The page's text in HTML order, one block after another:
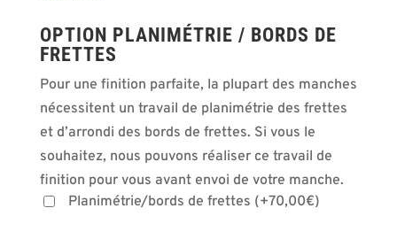
OPTION PLANIMÉTRIE / BORDS DE
FRETTES
Pour une finition parfaite, la plupart des manches
nécessitent un travail de planimétrie des frettes
et d’arrondi des bords de frettes. Si vous le
souhaitez, nous pouvons réaliser ce travail de
finition pour vous avant envoi de votre manche.
Planimétrie/bords de frettes (+70,00€)